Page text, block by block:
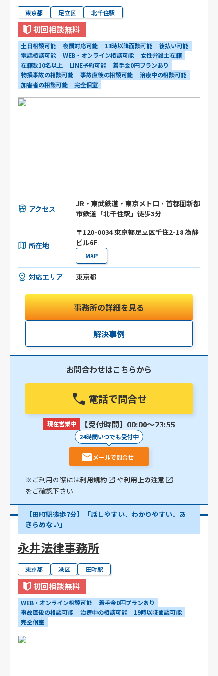
東京都 足立区 北千住駅
初回相談無料
土日相談可能 夜間対応可能 19時以降面談可能
後払い可能
電話相談可能
WEB・オンライン相談可能
女性弁護士在籍
在籍数10名以上
LINE予約可能
着手金0円プランあり
物損事故の相談可能
事故直後の相談可能
治療中の相談可能
加害者の相談可能
完全個室
アクセス
JR・東武鉄道・東京メトロ・首都圏新都
市鉄道「北千住駅」徒歩3分
所在地
〒120-0034 東京都足立区千住2-18 為静
ビル6F
MAP
対応エリア 東京都
事務所の詳細を見る
解決事例
お問合わせはこちらから
電話で問合せ
現在営業中 【受付時間】00:00〜23:55
24時間いつでも受付中
メールで問合せ
※ご利用の際には利用規約 や利用上の注意
をご確認下さい
【田町駅徒歩7分】「話しやすい、わかりやすい、あ
きらめない」
永井法律事務所
東京都 港区 田町駅
初回相談無料
WEB・オンライン相談可能
着手金0円プランあり
事故直後の相談可能
治療中の相談可能
19時以降面談可能
完全個室